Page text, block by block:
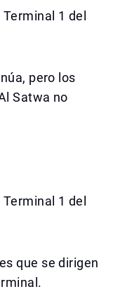
1 del
pero los
Satwa no
1 del
que se dirigen